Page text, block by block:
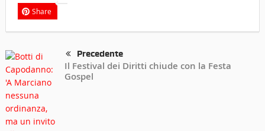
Share
Precedente
Il Festival dei Diritti chiude con la Festa
Gospel